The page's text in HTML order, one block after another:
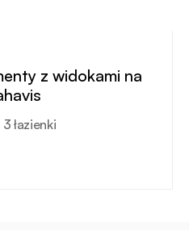
z widokami na
3 łazienki